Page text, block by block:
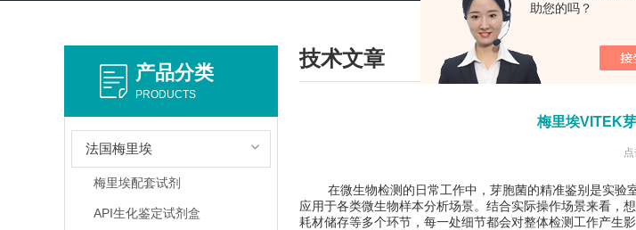
助您的吗？
产品分类
PRODUCTS
法国梅里埃
梅里埃配套试剂
API生化鉴定试剂盒
技术文章
梅里埃VITEK
在微生物检测的日常工作中，芽胞菌的精准鉴别是实验室
应用于各类微生物样本分析场景。结合实际操作场景来看，
耗材储存等多个环节，每一处细节都会对整体检测工作产生影